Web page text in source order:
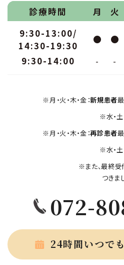
診療時間 月 火
9:30-13:00/
14:30-19:30
● ●
9:30-14:00
- -
※月・火・木・金：新規患者
※水・土
※月・火・木・金：再診患者
※水・土
※また、最終
つきま
072-
24時間いつで